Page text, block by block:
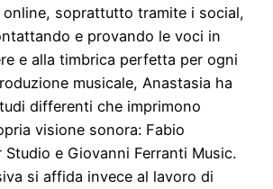
soprattutto tramite i social,
e provando le voci in
e alla timbrica perfetta per ogni
musicale, Anastasia ha
differenti che imprimono
visione sonora: Fabio
Studio e Giovanni Ferranti Music.
si affida invece al lavoro di